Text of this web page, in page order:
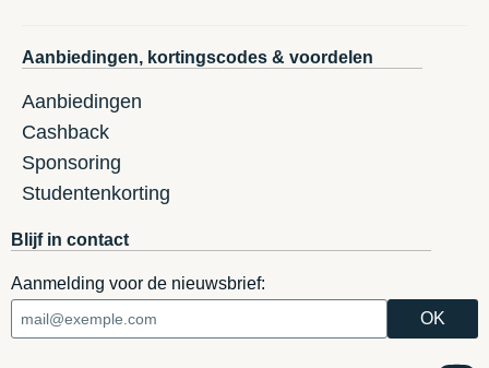
Aanbiedingen, kortingscodes & voordelen
Aanbiedingen
Cashback
Sponsoring
Studentenkorting
Blijf in contact
Aanmelding voor de nieuwsbrief: